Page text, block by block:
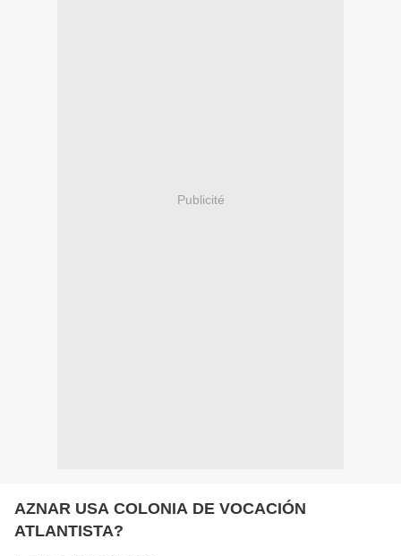
Publicité
AZNAR USA COLONIA DE VOCACIÓN
ATLANTISTA?